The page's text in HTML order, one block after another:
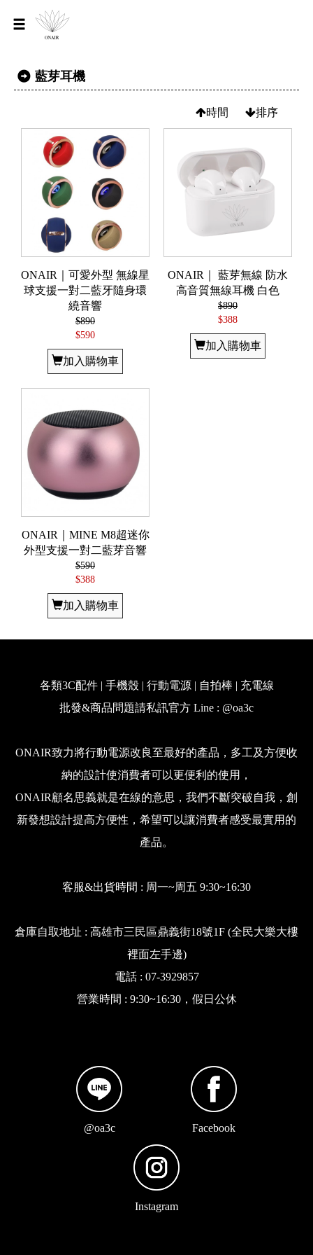
藍芽耳機
時間 排序
ONAIR｜可愛外型 無線星
球支援一對二藍牙隨身環
繞音響
$890
$590
加入購物車
ONAIR｜ 藍芽無線 防水
高音質無線耳機 白色
$890
$388
加入購物車
ONAIR｜MINE M8超迷你
外型支援一對二藍芽音響
$590
$388
加入購物車
各類3C配件 | 手機殼 | 行動電源 | 自拍棒 | 充電線
批發&商品問題請私訊官方 Line : @oa3c
ONAIR致力將行動電源改良至最好的產品，多工及方便收
納的設計使消費者可以更便利的使用，
ONAIR顧名思義就是在線的意思，我們不斷突破自我，創
新發想設計提高方便性，希望可以讓消費者感受最實用的
產品。
客服&出貨時間 : 周一~周五 9:30~16:30
倉庫自取地址 : 高雄市三民區鼎義街18號1F (全民大樂大樓
裡面左手邊)
電話 : 07-3929857
營業時間 : 9:30~16:30，假日公休
@oa3c Facebook
Instagram